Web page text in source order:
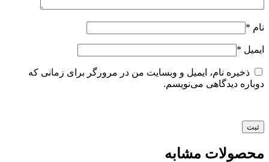
نام *
ایمیل *
ذخیره نام، ایمیل و وبسایت من در مرورگر برای زمانی که
دوباره دیدگاهی می‌نویسم.
محصولات مشابه